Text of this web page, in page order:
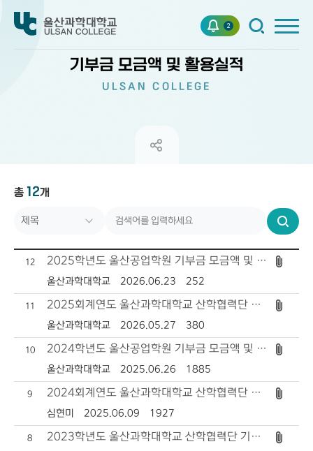
2
기부금 모금액 및 활용실적
ULSAN COLLEGE
총 12개
검
색
제목
작성자
작성일자
조회수
12 2025학년도 울산공업학원 기부금 모금액 및 활용실적
울산과학대학교 2026.06.23 252
11 2025회계연도 울산과학대학교 산학협력단 기부금 및 활용실적
울산과학대학교 2026.05.27 380
10 2024학년도 울산공업학원 기부금 모금액 및 활용실적
울산과학대학교 2025.06.26 1885
9 2024회계연도 울산과학대학교 산학협력단 기부금 및 활용실적
심현미 2025.06.09 1927
8 2023학년도 울산과학대학교 산학협력단 기부금 및 활용실적